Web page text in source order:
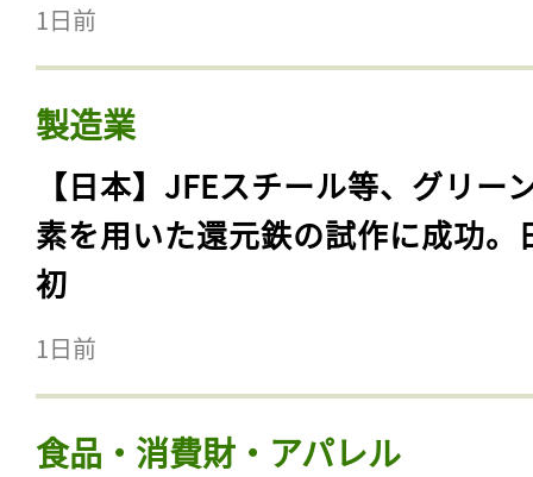
1日前
製造業
【日本】JFEスチール等、グリー
素を用いた還元鉄の試作に成功。
初
1日前
食品・消費財・アパレル